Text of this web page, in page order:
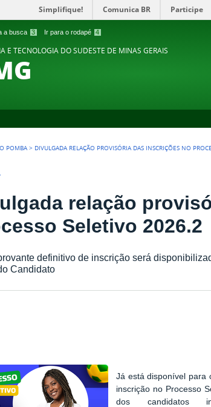
a busca 3 Ir para o rodapé 4
Simplifique! Comunica BR Participe
E TECNOLOGIA DO SUDESTE DE MINAS GERAIS
POMBA > DIVULGADA RELAÇÃO PROVISÓRIA DAS INSCRIÇÕES NO
relação
Seletivo 2026.2
definitivo de inscrição será
Candidato
Já está disponível para
inscrição no Processo
dos candidatos